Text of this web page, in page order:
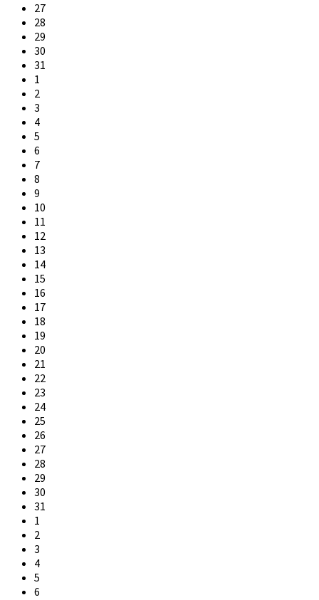
27
28
29
30
31
1
2
3
4
5
6
7
8
9
10
11
12
13
14
15
16
17
18
19
20
21
22
23
24
25
26
27
28
29
30
31
1
2
3
4
5
6